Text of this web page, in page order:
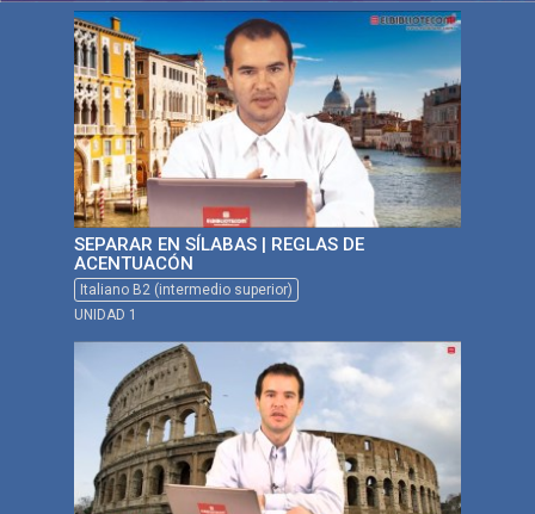
SEPARAR EN SÍLABAS | REGLAS DE
ACENTUACÓN
Italiano B2 (intermedio superior)
UNIDAD 1